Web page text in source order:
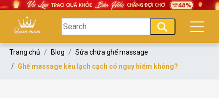
Trang chủ Blog
Sửa chữa ghế massage
Ghế massage kêu lạch cạch có nguy hiểm không?